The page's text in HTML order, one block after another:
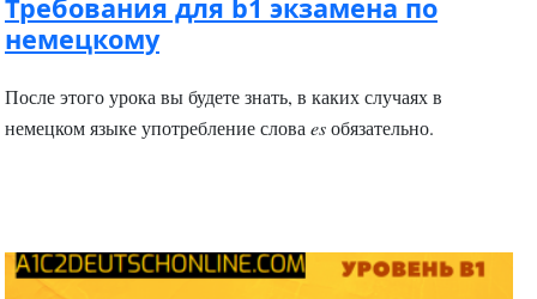
Требования для b1 экзамена по
немецкому
После этого урока вы будете знать, в каких случаях в
немецком языке употребление слова esобязательно.